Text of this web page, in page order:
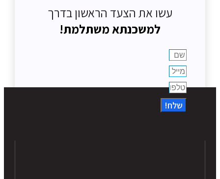
עשו את הצעד הראשון בדרך
למשכנתא משתלמת!
שלח!